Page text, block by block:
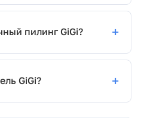
пилинг GiGi?
GiGi?